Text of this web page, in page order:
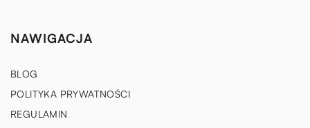
NAWIGACJA
BLOG
POLITYKA PRYWATNOŚCI
REGULAMIN